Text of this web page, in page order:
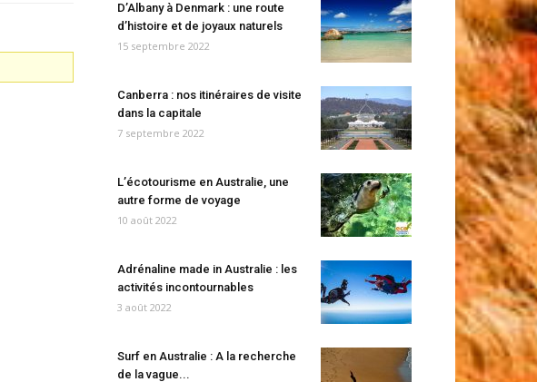
D’Albany à Denmark : une route
d’histoire et de joyaux naturels
15 septembre 2022
Canberra : nos itinéraires de visite
dans la capitale
7 septembre 2022
L’écotourisme en Australie, une
autre forme de voyage
10 août 2022
Adrénaline made in Australie : les
activités incontournables
3 août 2022
Surf en Australie : A la recherche
de la vague...